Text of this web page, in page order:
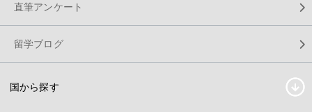
直筆アンケート
留学ブログ
国から探す